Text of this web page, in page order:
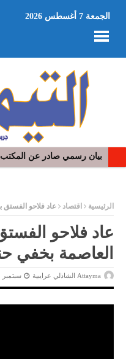
الجمعة 7 أغسطس 2026
بيان رسمي صادر عن المكتب
في افتتاح مهرجان بومخلوف
الرئيسية اقتصاد عاد فلاحو
عاد فلاحو
العاصمة بخفي
Attayma الشاذلي عرايبية سبتمبر 05, 2019